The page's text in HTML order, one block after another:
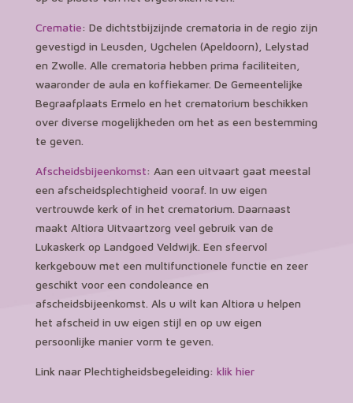
Crematie: De dichtstbijzijnde crematoria in de regio zijn
gevestigd in Leusden, Ugchelen (Apeldoorn), Lelystad
en Zwolle. Alle crematoria hebben prima faciliteiten,
waaronder de aula en koffiekamer. De Gemeentelijke
Begraafplaats Ermelo en het crematorium beschikken
over diverse mogelijkheden om het as een bestemming
te geven.
Afscheidsbijeenkomst: Aan een uitvaart gaat meestal
een afscheidsplechtigheid vooraf. In uw eigen
vertrouwde kerk of in het crematorium. Daarnaast
maakt Altiora Uitvaartzorg veel gebruik van de
Lukaskerk op Landgoed Veldwijk. Een sfeervol
kerkgebouw met een multifunctionele functie en zeer
geschikt voor een condoleance en
afscheidsbijeenkomst. Als u wilt kan Altiora u helpen
het afscheid in uw eigen stijl en op uw eigen
persoonlijke manier vorm te geven.
Link naar Plechtigheidsbegeleiding: klik hier